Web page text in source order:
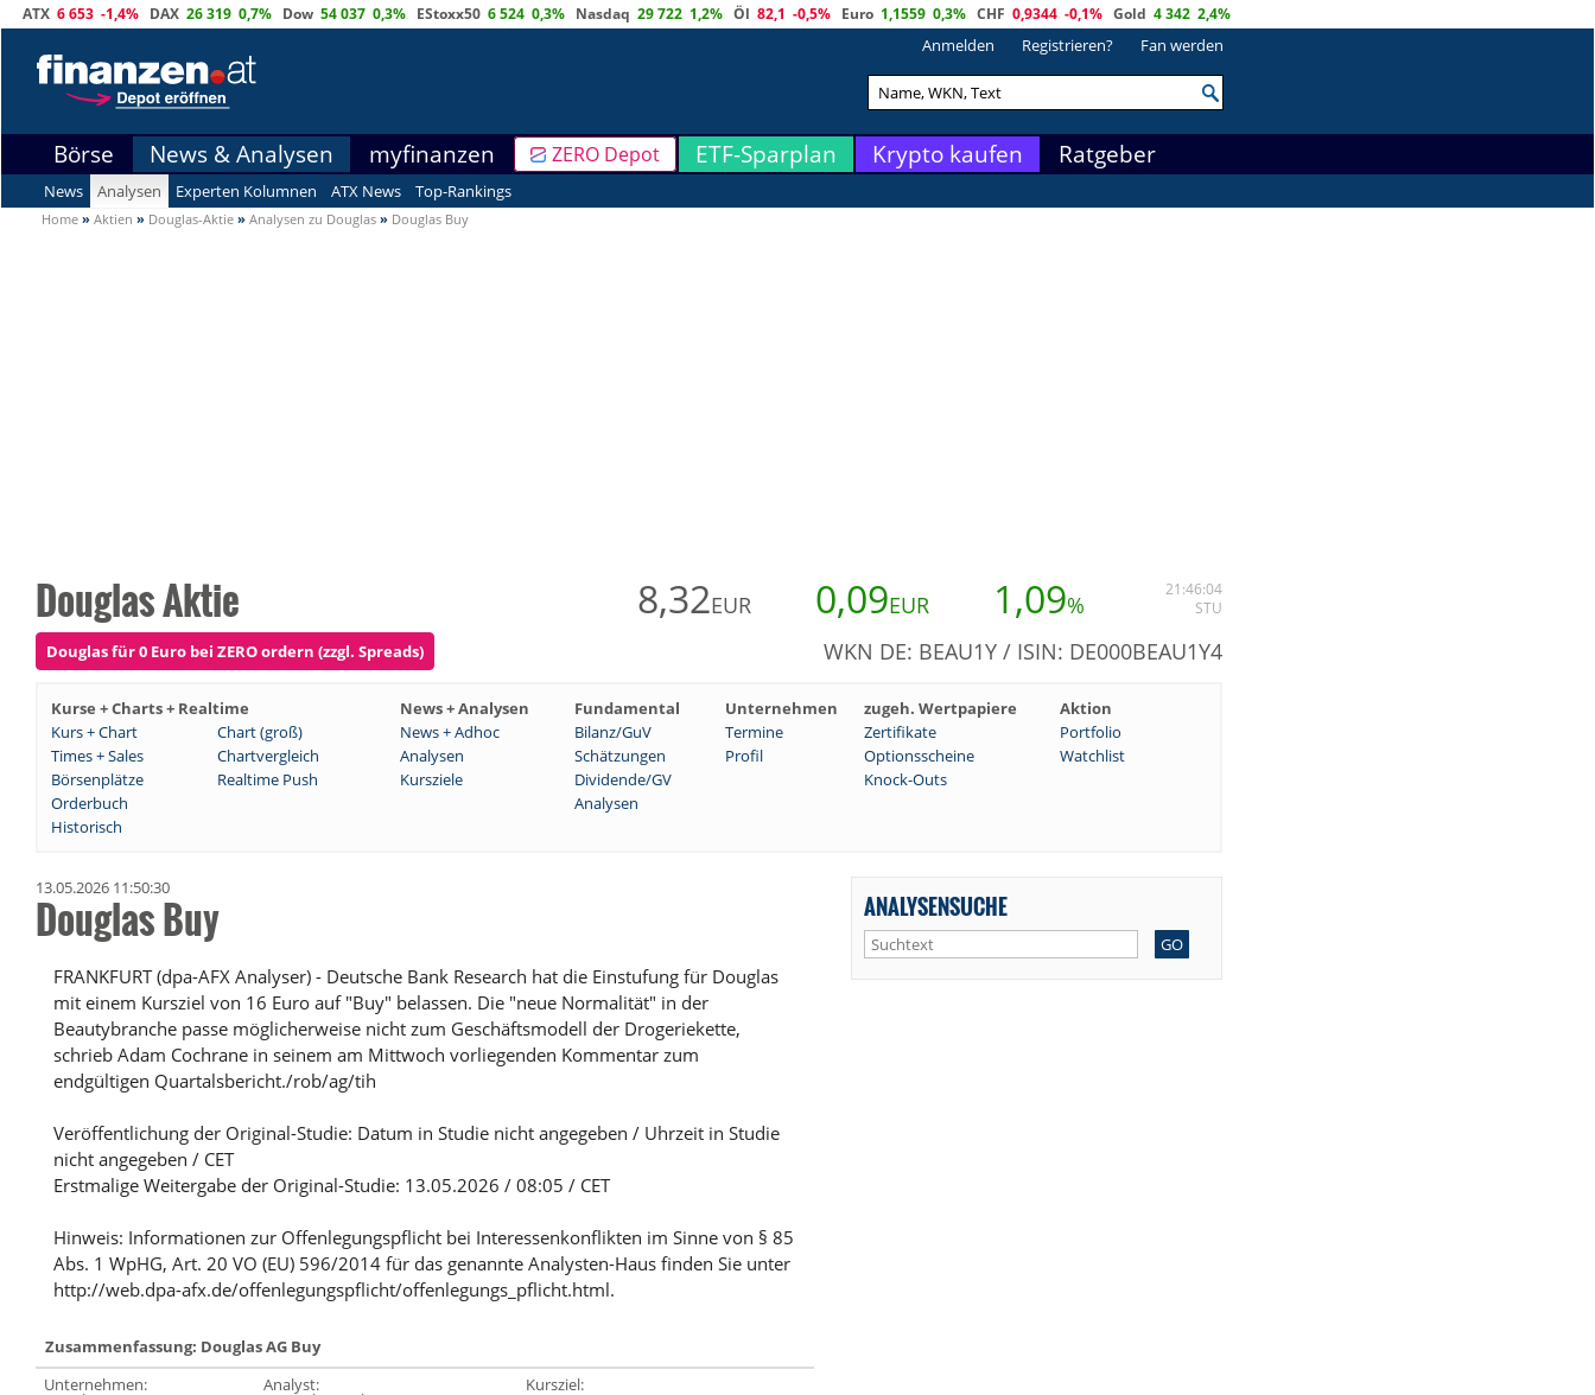
ATX 6 653 -1,4% DAX 26 319 0,7% Dow 54 037 0,3% EStoxx50 6 524 0,3% Nasdaq 29 722 1,2% Öl 82,1 -0,5% Euro 1,1559 0,3% CHF 0,9344 -0,1% Gold 4 342 2,4%
Anmelden Registrieren? Fan werden
Börse News & Analysen myfinanzen ZERO Depot ETF-Sparplan Krypto kaufen Ratgeber
News Analysen Experten Kolumnen ATX News Top-Rankings
Home » Aktien » Douglas-Aktie » Analysen zu Douglas » Douglas Buy
Douglas Aktie 8,32EUR 0,09EUR 1,09%
21:46:04
STU
Douglas für 0 Euro bei ZERO ordern (zzgl. Spreads) WKN DE: BEAU1Y / ISIN: DE000BEAU1Y4
Kurse + Charts + Realtime News + Analysen Fundamental Unternehmen zugeh. Wertpapiere
Aktion
Kurs + Chart
Chart (groß) News + Adhoc Bilanz/GuV Termine Zertifikate
Portfolio
Times + Sales
Chartvergleich Analysen Schätzungen Profil Optionsscheine
Watchlist
Börsenplätze
Realtime Push Kursziele Dividende/GV
Knock-Outs
Orderbuch
Analysen
Historisch
13.05.2026 11:50:30
Douglas Buy
FRANKFURT (dpa-AFX Analyser) - Deutsche Bank Research hat die Einstufung für Douglas
mit einem Kursziel von 16 Euro auf "Buy" belassen. Die "neue Normalität" in der
Beautybranche passe möglicherweise nicht zum Geschäftsmodell der Drogeriekette,
schrieb Adam Cochrane in seinem am Mittwoch vorliegenden Kommentar zum
endgültigen Quartalsbericht./rob/ag/tih
Veröffentlichung der Original-Studie: Datum in Studie nicht angegeben / Uhrzeit in Studie
nicht angegeben / CET
Erstmalige Weitergabe der Original-Studie: 13.05.2026 / 08:05 / CET
Hinweis: Informationen zur Offenlegungspflicht bei Interessenkonflikten im Sinne von § 85
Abs. 1 WpHG, Art. 20 VO (EU) 596/2014 für das genannte Analysten-Haus finden Sie unter
http://web.dpa-afx.de/offenlegungspflicht/offenlegungs_pflicht.html.
Zusammenfassung: Douglas AG Buy
Unternehmen:
Analyst: Kursziel:
ANALYSENSUCHE
GO